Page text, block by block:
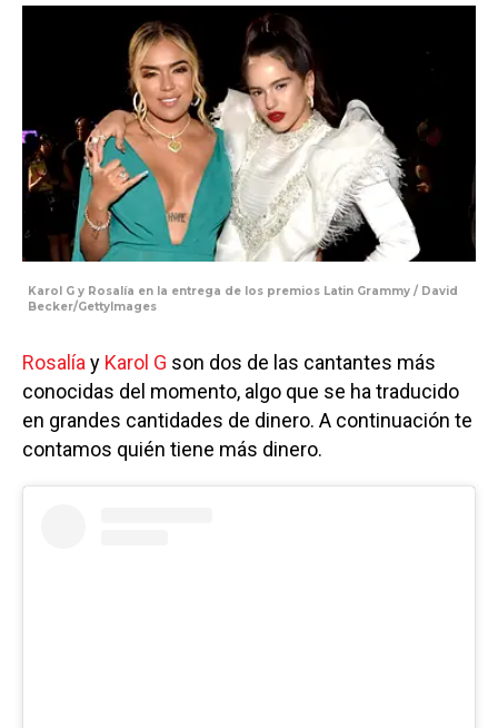
Karol G y Rosalía en la entrega de los premios Latin Grammy / David
Becker/GettyImages
Rosalía y Karol G son dos de las cantantes más
conocidas del momento, algo que se ha traducido
en grandes cantidades de dinero. A continuación te
contamos quién tiene más dinero.